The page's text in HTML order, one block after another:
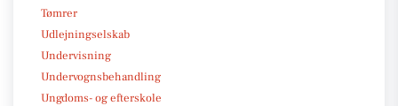
Tømrer
Udlejningselskab
Undervisning
Undervognsbehandling
Ungdoms- og efterskole